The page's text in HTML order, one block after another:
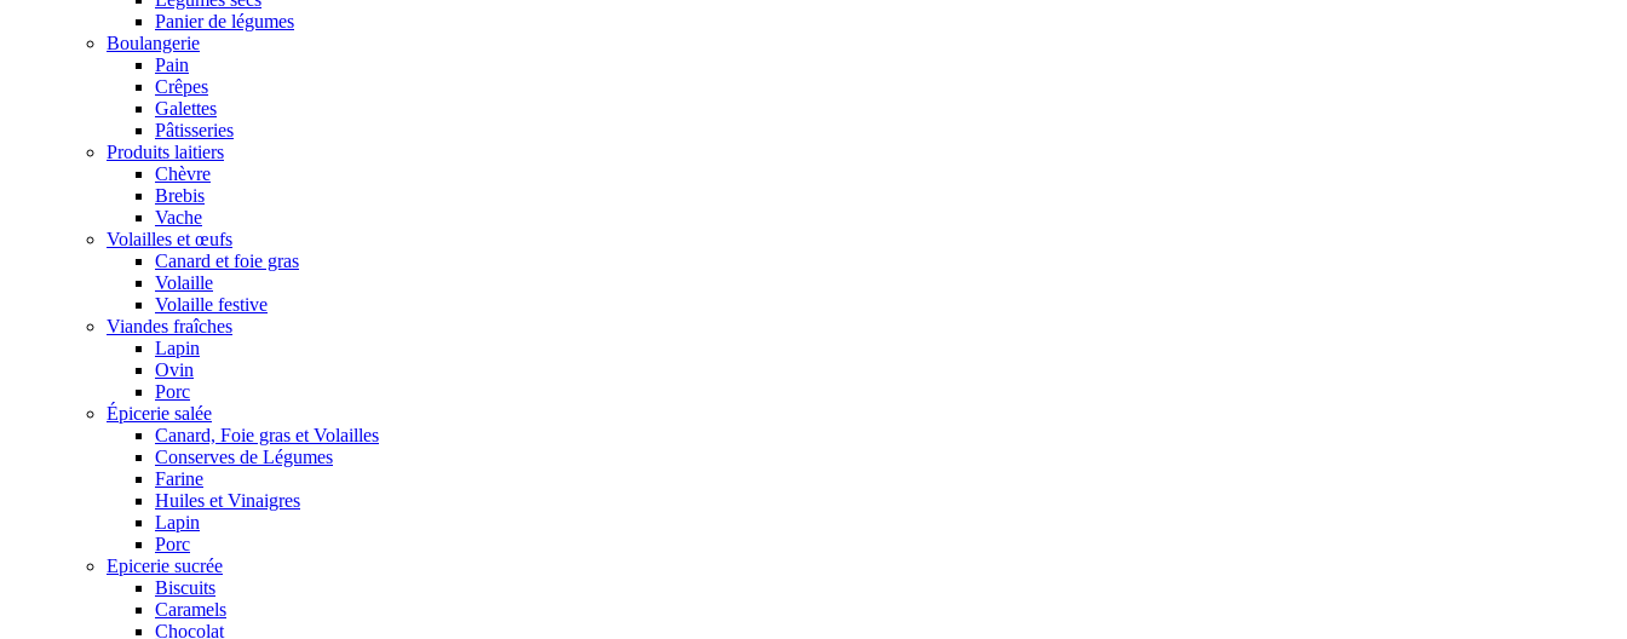
Panier de légumes
Boulangerie
Pain
Crêpes
Galettes
Pâtisseries
Produits laitiers
Chèvre
Brebis
Vache
Volailles et œufs
Canard et foie gras
Volaille
Volaille festive
Viandes fraîches
Lapin
Ovin
Porc
Épicerie salée
Canard, Foie gras et Volailles
Conserves de Légumes
Farine
Huiles et Vinaigres
Lapin
Porc
Epicerie sucrée
Biscuits
Caramels
Chocolat